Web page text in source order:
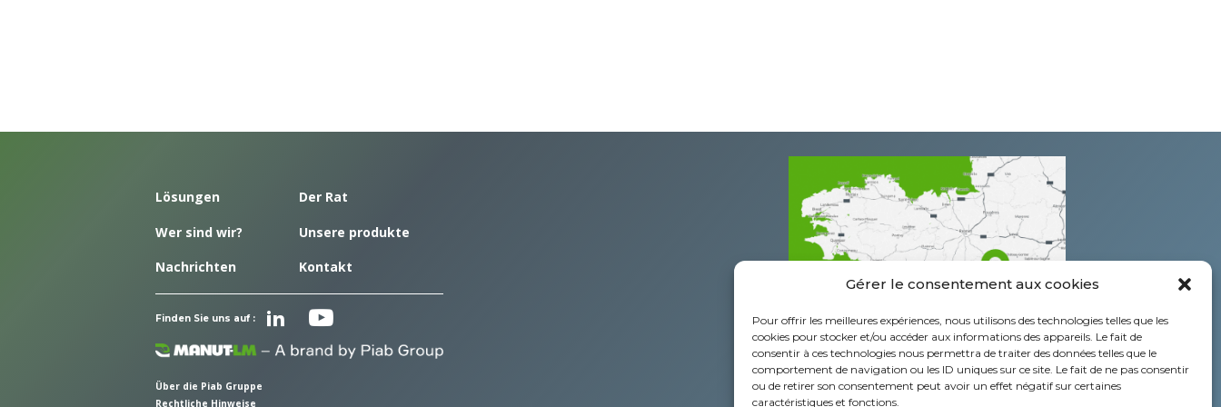
Gérer le consentement aux cookies
Pour offrir les meilleures expériences, nous utilisons des technologies telles que les
cookies pour stocker et/ou accéder aux informations des appareils. Le fait de
consentir à ces technologies nous permettra de traiter des données telles que le
comportement de navigation ou les ID uniques sur ce site. Le fait de ne pas consentir
ou de retirer son consentement peut avoir un effet négatif sur certaines
caractéristiques et fonctions.
Lösungen Der Rat
Wer sind wir? Unsere produkte
Nachrichten Kontakt
Finden Sie uns auf :
Über die Piab Gruppe
Rechtliche Hinweise